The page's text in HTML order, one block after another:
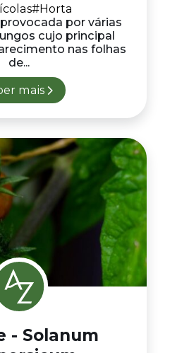
#Horta
por várias
cujo principal
nas folhas
de...
mais
- Solanum